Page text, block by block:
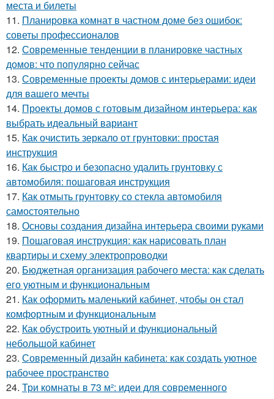
места и билеты
11. Планировка комнат в частном доме без ошибок:
советы профессионалов
12. Современные тенденции в планировке частных
домов: что популярно сейчас
13. Современные проекты домов с интерьерами: идеи
для вашего мечты
14. Проекты домов с готовым дизайном интерьера: как
выбрать идеальный вариант
15. Как очистить зеркало от грунтовки: простая
инструкция
16. Как быстро и безопасно удалить грунтовку с
автомобиля: пошаговая инструкция
17. Как отмыть грунтовку со стекла автомобиля
самостоятельно
18. Основы создания дизайна интерьера своими руками
19. Пошаговая инструкция: как нарисовать план
квартиры и схему электропроводки
20. Бюджетная организация рабочего места: как сделать
его уютным и функциональным
21. Как оформить маленький кабинет, чтобы он стал
комфортным и функциональным
22. Как обустроить уютный и функциональный
небольшой кабинет
23. Современный дизайн кабинета: как создать уютное
рабочее пространство
24. Три комнаты в 73 м²: идеи для современного